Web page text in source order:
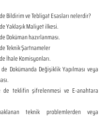
Bildirim ve Tebligat Esasları nelerdir?
Yaklaşık Maliyet ilkesi.
Doküman hazırlanması.
Teknik Şartnameler
İhale Komisyonları.
Dokümanda Değişiklik Yapılması veya
de teklifin şifrelenmesi ve E-anahtara
teknik problemlerden veya